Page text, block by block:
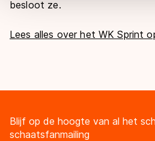
overdracht. Meer informatie vindt
besloot ze.
Lees alles over het WK Sprint
Blijf op de hoogte van al het
schaatsfanmailing